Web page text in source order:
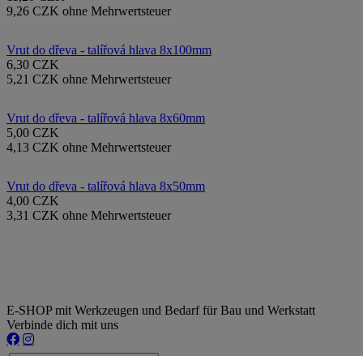
9,26 CZK ohne Mehrwertsteuer
Vrut do dřeva - talířová hlava 8x100mm
6,30 CZK
5,21 CZK ohne Mehrwertsteuer
Vrut do dřeva - talířová hlava 8x60mm
5,00 CZK
4,13 CZK ohne Mehrwertsteuer
Vrut do dřeva - talířová hlava 8x50mm
4,00 CZK
3,31 CZK ohne Mehrwertsteuer
E-SHOP mit Werkzeugen und Bedarf für Bau und Werkstatt
Verbinde dich mit uns